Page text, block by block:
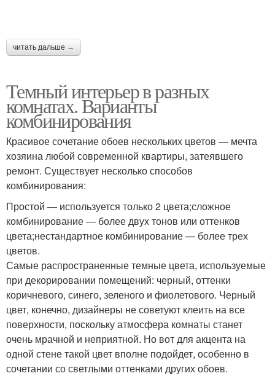
Темные обои
Темные кухни
читать дальше →
Темный интерьер в разных
комнатах. Варианты
комбинирования
Красивое сочетание обоев нескольких цветов — мечта
хозяина любой современной квартиры, затеявшего
ремонт. Существует несколько способов
комбинирования:
Простой — используется только 2 цвета;сложное
комбинирование — более двух тонов или оттенков
цвета;нестандартное комбинирование — более трех
цветов.
Самые распространенные темные цвета, используемые
при декорировании помещений: черный, оттенки
коричневого, синего, зеленого и фиолетового. Черный
цвет, конечно, дизайнеры не советуют клеить на все
поверхности, поскольку атмосфера комнаты станет
очень мрачной и неприятной. Но вот для акцента на
одной стене такой цвет вполне подойдет, особенно в
сочетании со светлыми оттенками других обоев.